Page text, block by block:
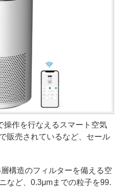
操作を行なえるスマート空気
販売されているなど、セール
構造のフィルターを備える空
など、0.3μmまでの粒子を99.